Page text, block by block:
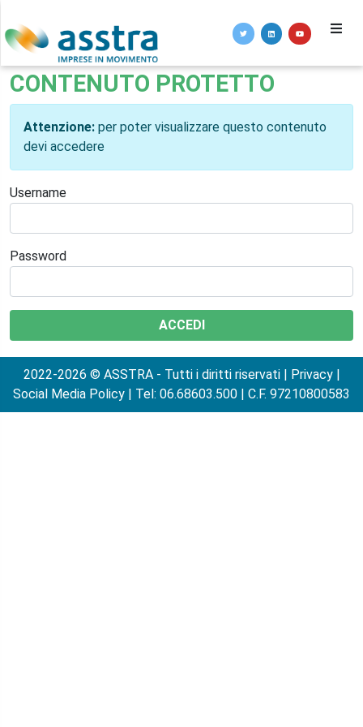
CONTENUTO PROTETTO
Attenzione: per poter visualizzare questo contenuto
devi accedere
Username
Password
ACCEDI
2022-2026 © ASSTRA - Tutti i diritti riservati | Privacy|
Social Media Policy | Tel: 06.68603.500 | C.F. 97210800583